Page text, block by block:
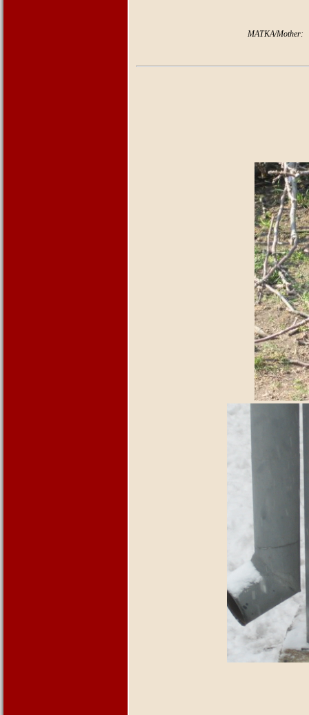
MATKA/Mother: Adela Ad-